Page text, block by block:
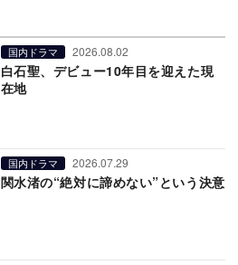
国内ドラマ 2026.08.02
白石聖、デビュー10年目を迎えた現
在地
国内ドラマ 2026.07.29
関水渚の“絶対に諦めない”という決意